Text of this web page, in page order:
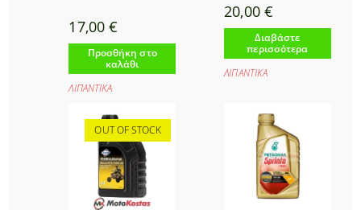
17,00€
Προσθήκη στο
καλάθι
ΛΙΠΑΝΤΙΚΑ
20,00 €
Διαβάστε
περισσότερα
ΛΙΠΑΝΤΙΚΑ
OUT OF STOCK